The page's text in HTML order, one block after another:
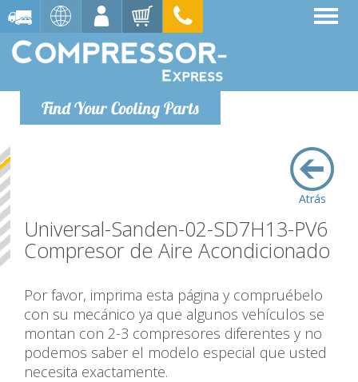
Find Your Cooling Parts
Atrás
Universal-Sanden-02-SD7H13-PV6
Compresor de Aire Acondicionado
Por favor, imprima esta página y compruébelo
con su mecánico ya que algunos vehículos se
montan con 2-3 compresores diferentes y no
podemos saber el modelo especial que usted
necesita exactamente.